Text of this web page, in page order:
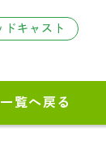
ドキャスト
一覧へ戻る